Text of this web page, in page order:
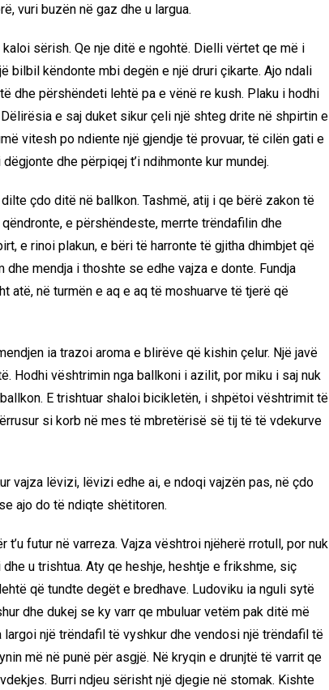
vuri buzën në gaz dhe u largua.
sërish. Qe nje ditë e ngohtë. Dielli vërtet qe më i
bilbil këndonte mbi degën e një druri çikarte. Ajo ndali
dhe përshëndeti lehtë pa e vënë re kush. Plaku i hodhi
e saj duket sikur çeli një shteg drite në shpirtin e
vitesh po ndiente një gjendje të provuar, të cilën gati e
dhe përpiqej t’i ndihmonte kur mundej.
çdo ditë në ballkon. Tashmë, atij i qe bërë zakon të
e përshëndeste, merrte trëndafilin dhe
e rinoi plakun, e bëri të harronte të gjitha dhimbjet që
mendja i thoshte se edhe vajza e donte. Fundja
në turmën e aq e aq të moshuarve të tjerë që
ia trazoi aroma e blirëve që kishin çelur. Një javë
Hodhi vështrimin nga ballkoni i azilit, por miku i saj nuk
E trishtuar shaloi bicikletën, i shpëtoi vështrimit të
si korb në mes të mbretërisë së tij të të vdekurve
vajza lëvizi, lëvizi edhe ai, e ndoqi vajzën pas, në çdo
ajo do të ndiqte shëtitoren.
futur në varreza. Vajza vështroi njëherë rrotull, por nuk
u trishtua. Aty qe heshje, heshtje e frikshme, siç
që tundte degët e bredhave. Ludoviku ia nguli sytë
dhe dukej se ky varr qe mbuluar vetëm pak ditë më
një trëndafil të vyshkur dhe vendosi një trëndafil të
më në punë për asgjë. Në kryqin e drunjtë të varrit qe
Burri ndjeu sërisht një djegie në stomak. Kishte